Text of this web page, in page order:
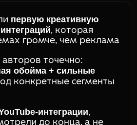
первую креативную
, которая
громче, чем реклама
точечно:
обойма + сильные
конкретные сегменты
интеграции,
до конца, а не